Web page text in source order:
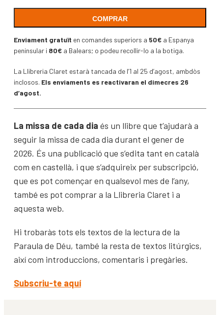
COMPRAR
Enviament gratuït en comandes superiors a 50€ a Espanya
peninsular i 80€ a Balears; o podeu recollir-lo a la botiga.
La Llibreria Claret estarà tancada de l’1 al 25 d’agost, ambdòs
inclosos. Els enviaments es reactivaran el dimecres 26
d’agost.
La missa de cada dia és un llibre que t’ajudarà a
seguir la missa de cada dia durant el gener de
2026. És una publicació que s’edita tant en català
com en castellà, i que s’adquireix per subscripció,
que es pot començar en qualsevol mes de l’any,
també es pot comprar a la Llibreria Claret i a
aquesta web.
Hi trobaràs tots els textos de la lectura de la
Paraula de Déu, també la resta de textos litúrgics,
així com introduccions, comentaris i pregàries.
Subscriu-te aquí